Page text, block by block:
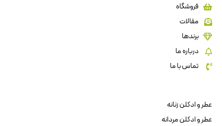
فروشگاه
مقالات
برندها
درباره ما
تماس با ما
عطر و ادکلن زنانه
عطر و ادکلن مردانه